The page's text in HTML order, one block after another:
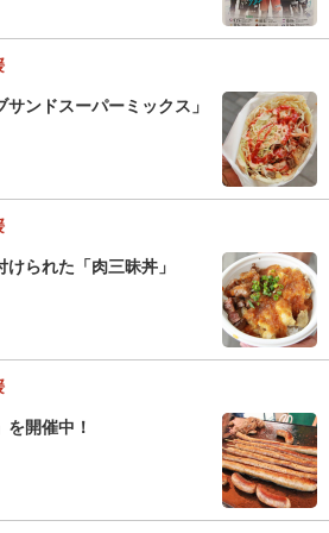
ンドスーパーミックス」
けられた「肉三昧丼」
を開催中！